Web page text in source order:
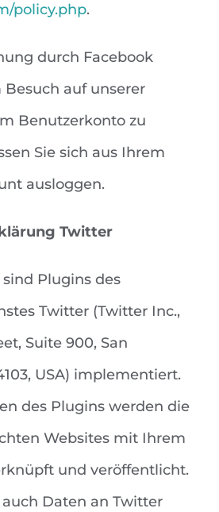
policy.php.
durch Facebook
auf unserer
Benutzerkonto zu
Sie sich aus Ihrem
ausloggen.
Twitter
Plugins des
Twitter (Twitter Inc.,
Suite 900, San
USA) implementiert.
des Plugins werden die
Websites mit Ihrem
und veröffentlicht.
Daten an Twitter